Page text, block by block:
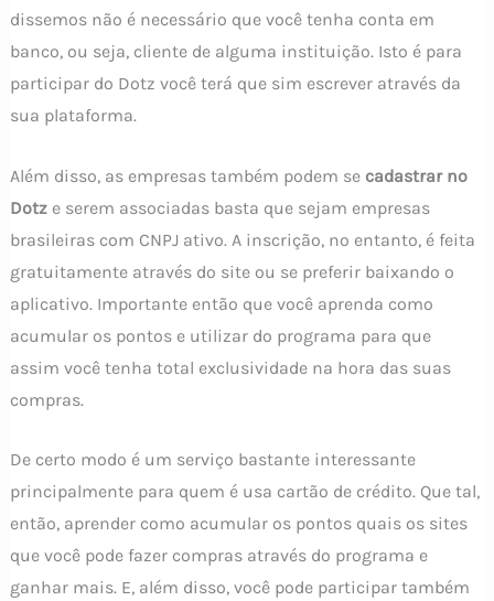
dissemos não é necessário que você tenha conta em
banco, ou seja, cliente de alguma instituição. Isto é para
participar do Dotz você terá que sim escrever através da
sua plataforma.
Além disso, as empresas também podem se cadastrar no
Dotze serem associadas basta que sejam empresas
brasileiras com CNPJ ativo. A inscrição, no entanto, é feita
gratuitamente através do site ou se preferir baixando o
aplicativo. Importante então que você aprenda como
acumular os pontos e utilizar do programa para que
assim você tenha total exclusividade na hora das suas
compras.
De certo modo é um serviço bastante interessante
principalmente para quem é usa cartão de crédito. Que tal,
então, aprender como acumular os pontos quais os sites
que você pode fazer compras através do programa e
ganhar mais. E, além disso, você pode participar também